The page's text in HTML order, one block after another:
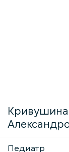
Педиатр